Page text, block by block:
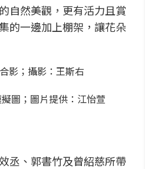
自然美觀，更有活力且賞
的一邊加上棚架，讓花朵
影；攝影：王斯右
圖；圖片提供：江怡萱
丞、郭書竹及曾紹慈所帶